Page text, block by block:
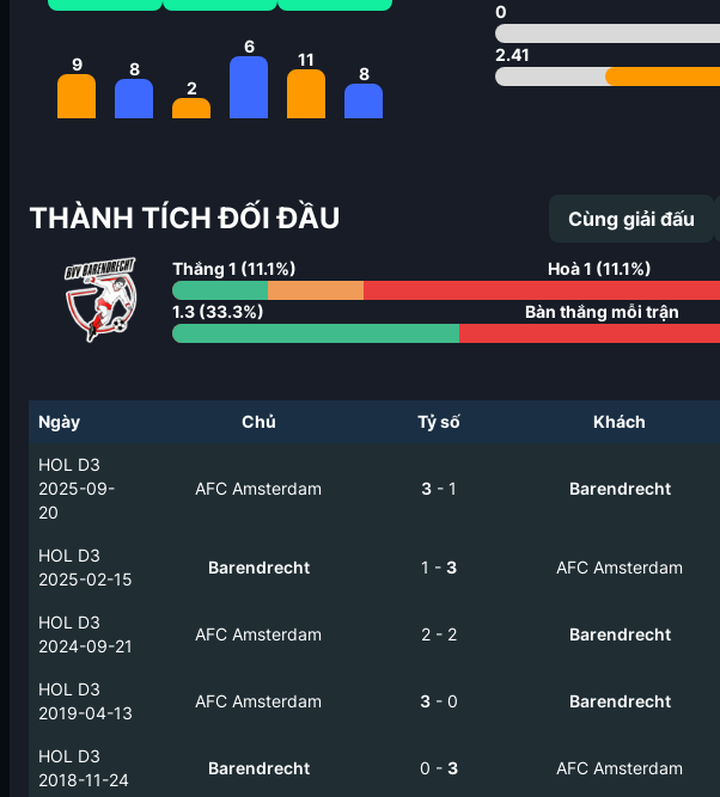
9 8
2
6
11
8
0
2.41
THÀNH TÍCH ĐỐI ĐẦU Cùng giải đấu
Thắng 1 (11.1%) Hoà1 (11.1%)
1.3 (33.3%) Bàn thắng mỗi trận
Ngày Chủ Tỷ số Khách
HOL D3
2025-09-
20
AFC Amsterdam 3 - 1 Barendrecht
HOL D3
2025-02-15
Barendrecht 1 - 3 AFC Amsterdam
HOL D3
2024-09-21
AFC Amsterdam 2 - 2 Barendrecht
HOL D3
2019-04-13
AFC Amsterdam 3 - 0 Barendrecht
HOL D3
2018-11-24
Barendrecht 0 - 3 AFC Amsterdam